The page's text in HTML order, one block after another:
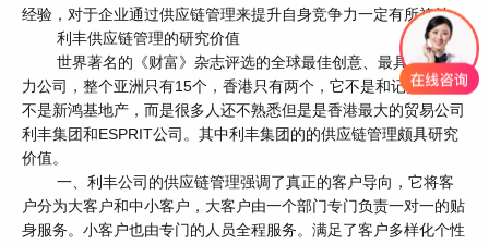
经验，对于企业通过供应链管理来提升自身竞争力一定有所裨益。
利丰供应链管理的研究价值
世界著名的《财富》杂志评选的全球最佳创意、最具有竞争
力公司，整个亚洲只有15个，香港只有两个，它不是和记黄埔、也
不是新鸿基地产，而是很多人还不熟悉但是是香港最大的贸易公司
利丰集团和ESPRIT公司。其中利丰集团的的供应链管理颇具研究
价值。
一、利丰公司的供应链管理强调了真正的客户导向，它将客
户分为大客户和中小客户，大客户由一个部门专门负责一对一的贴
身服务。小客户也由专门的人员全程服务。满足了客户多样化个性